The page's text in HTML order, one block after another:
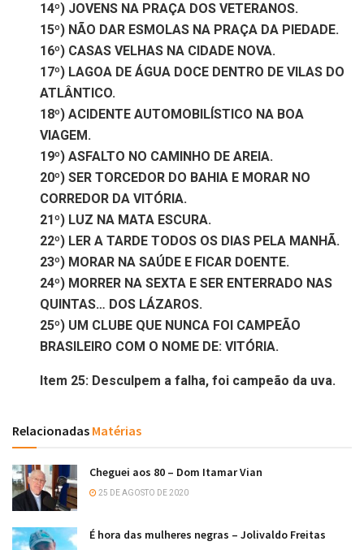
14º) JOVENS NA PRAÇA DOS VETERANOS.
15º) NÃO DAR ESMOLAS NA PRAÇA DA PIEDADE.
16º) CASAS VELHAS NA CIDADE NOVA.
17º) LAGOA DE ÁGUA DOCE DENTRO DE VILAS DO
ATLÂNTICO.
18º) ACIDENTE AUTOMOBILÍSTICO NA BOA
VIAGEM.
19º) ASFALTO NO CAMINHO DE AREIA.
20º) SER TORCEDOR DO BAHIA E MORAR NO
CORREDOR DA VITÓRIA.
21º) LUZ NA MATA ESCURA.
22º) LER A TARDE TODOS OS DIAS PELA MANHÃ.
23º) MORAR NA SAÚDE E FICAR DOENTE.
24º) MORRER NA SEXTA E SER ENTERRADO NAS
QUINTAS… DOS LÁZAROS.
25º) UM CLUBE QUE NUNCA FOI CAMPEÃO
BRASILEIRO COM O NOME DE: VITÓRIA.
Item 25: Desculpem a falha, foi campeão da uva.
Relacionadas Matérias
Cheguei aos 80 – Dom Itamar Vian
25 DE AGOSTO DE 2020
É hora das mulheres negras – Jolivaldo Freitas